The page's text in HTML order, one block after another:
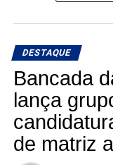
DESTAQUE
Bancada
lança
de matriz